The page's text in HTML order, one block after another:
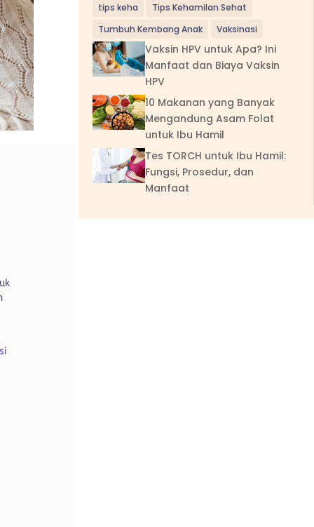
tips keha
Tips Kehamilan Sehat
Tumbuh Kembang Anak
Vaksinasi
Vaksin HPV untuk Apa? Ini
Manfaat dan Biaya Vaksin
HPV
10 Makanan yang Banyak
Mengandung Asam Folat
untuk Ibu Hamil
Tes TORCH untuk Ibu Hamil:
Fungsi, Prosedur, dan
Manfaat